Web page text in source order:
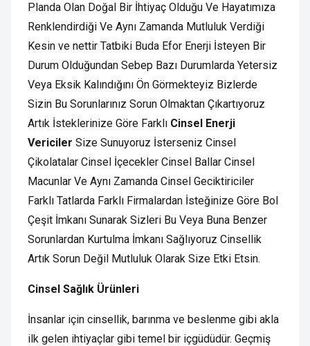
Planda Olan Doğal Bir İhtiyaç Olduğu Ve Hayatımıza
Renklendirdiği Ve Aynı Zamanda Mutluluk Verdiği
Kesin ve nettir Tatbiki Buda Efor Enerji İsteyen Bir
Durum Olduğundan Sebep Bazı Durumlarda Yetersiz
Veya Eksik Kalındığını Ön Görmekteyiz Bizlerde
Sizin Bu Sorunlarınız Sorun Olmaktan Çıkartıyoruz
Artık İsteklerinize Göre Farklı Cinsel Enerji
Vericiler Size Sunuyoruz İsterseniz Cinsel
Çikolatalar Cinsel İçecekler Cinsel Ballar Cinsel
Macunlar Ve Aynı Zamanda Cinsel Geciktiriciler
Farklı Tatlarda Farklı Firmalardan İsteğinize Göre Bol
Çeşit İmkanı Sunarak Sizleri Bu Veya Buna Benzer
Sorunlardan Kurtulma İmkanı Sağlıyoruz Cinsellik
Artık Sorun Değil Mutluluk Olarak Size Etki Etsin.
Cinsel Sağlık Ürünleri
İnsanlar için cinsellik, barınma ve beslenme gibi akla
ilk gelen ihtiyaçlar gibi temel bir içgüdüdür. Geçmiş